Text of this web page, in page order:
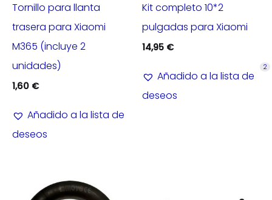
Tornillo para llanta
trasera para Xiaomi
M365 (incluye 2
unidades)
1,60 €
Añadido a la lista de
deseos
Kit completo 10*2
pulgadas para Xiaomi
14,95 €
Añadido a la lista de
deseos
2